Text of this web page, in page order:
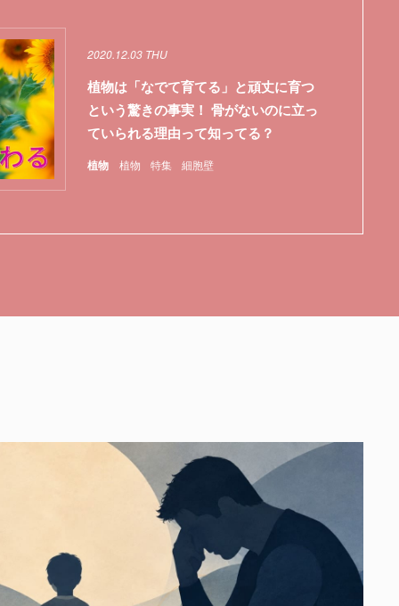
植物 植物 特集 細胞壁
2020.12.03 THU
植物は「なでて育てる」と頑丈に育つ
という驚きの事実！ 骨がないのに立っ
ていられる理由って知ってる？